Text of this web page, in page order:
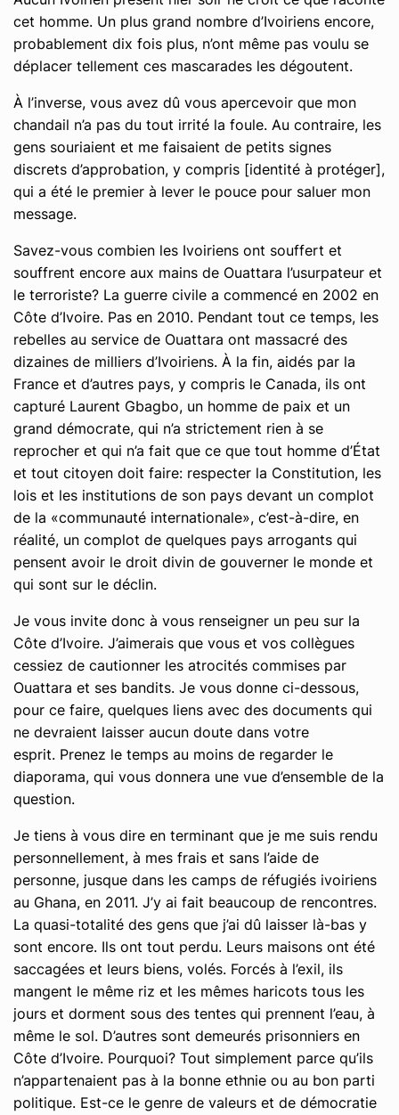
cet homme. Un plus grand nombre d’Ivoiriens encore,
probablement dix fois plus, n’ont même pas voulu se
déplacer tellement ces mascarades les dégoutent.
À l’inverse, vous avez dû vous apercevoir que mon
chandail n’a pas du tout irrité la foule. Au contraire, les
gens souriaient et me faisaient de petits signes
discrets d’approbation, y compris [identité à protéger],
qui a été le premier à lever le pouce pour saluer mon
message.
Savez-vous combien les Ivoiriens ont souffert et
souffrent encore aux mains de Ouattara l’usurpateur et
le terroriste? La guerre civile a commencé en 2002 en
Côte d’Ivoire. Pas en 2010. Pendant tout ce temps, les
rebelles au service de Ouattara ont massacré des
dizaines de milliers d’Ivoiriens. À la fin, aidés par la
France et d’autres pays, y compris le Canada, ils ont
capturé Laurent Gbagbo, un homme de paix et un
grand démocrate, qui n’a strictement rien à se
reprocher et qui n’a fait que ce que tout homme d’État
et tout citoyen doit faire: respecter la Constitution, les
lois et les institutions de son pays devant un complot
de la «communauté internationale», c’est-à-dire, en
réalité, un complot de quelques pays arrogants qui
pensent avoir le droit divin de gouverner le monde et
qui sont sur le déclin.
Je vous invite donc à vous renseigner un peu sur la
Côte d’Ivoire. J’aimerais que vous et vos collègues
cessiez de cautionner les atrocités commises par
Ouattara et ses bandits. Je vous donne ci-dessous,
pour ce faire, quelques liens avec des documents qui
ne devraient laisser aucun doute dans votre
esprit. Prenez le temps au moins de regarder le
diaporama, qui vous donnera une vue d’ensemble de la
question.
Je tiens à vous dire en terminant que je me suis rendu
personnellement, à mes frais et sans l’aide de
personne, jusque dans les camps de réfugiés ivoiriens
au Ghana, en 2011. J’y ai fait beaucoup de rencontres.
La quasi-totalité des gens que j’ai dû laisser là-bas y
sont encore. Ils ont tout perdu. Leurs maisons ont été
saccagées et leurs biens, volés. Forcés à l’exil, ils
mangent le même riz et les mêmes haricots tous les
jours et dorment sous des tentes qui prennent l’eau, à
même le sol. D’autres sont demeurés prisonniers en
Côte d’Ivoire. Pourquoi? Tout simplement parce qu’ils
n’appartenaient pas à la bonne ethnie ou au bon parti
politique. Est-ce le genre de valeurs et de démocratie